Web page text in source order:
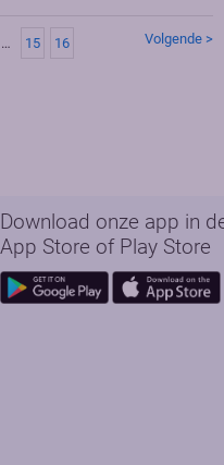
… 15 16 Volgende >
Download onze app in
App Store of Play Store